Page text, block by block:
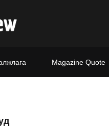
Magazine Quote